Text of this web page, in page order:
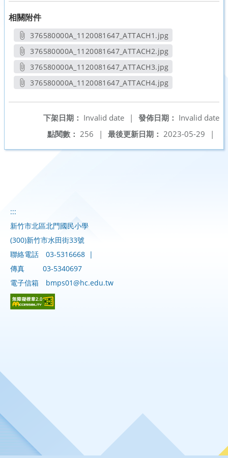
相關附件
376580000A_1120081647_ATTACH1.jpg
另開新視窗
376580000A_1120081647_ATTACH2.jpg
另開新視窗
376580000A_1120081647_ATTACH3.jpg
另開新視窗
376580000A_1120081647_ATTACH4.jpg
發佈日期： Invalid date
下架日期： Invalid date
|
最後更新日期： 2023-05-29 |
點閱數： 256 |
:::
新竹市北區北門國民小學
(300)新竹市水田街33號
聯絡電話
03-5316668 |
傳真
03-5340697
電子信箱
bmps01@hc.edu.tw